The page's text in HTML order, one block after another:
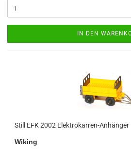
IN DEN
Still EFK 2002 Elektrokarren-​​An­hän­ger
Wi­king